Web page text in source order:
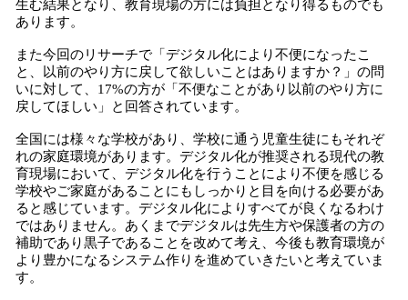
生む結果となり、教育現場の方には負担となり得るものでも
あります。
また今回のリサーチで「デジタル化により不便になったこ
と、以前のやり方に戻して欲しいことはありますか？」の問
いに対して、17%の方が「不便なことがあり以前のやり方に
戻してほしい」と回答されています。
全国には様々な学校があり、学校に通う児童生徒にもそれぞ
れの家庭環境があります。デジタル化が推奨される現代の教
育現場において、デジタル化を行うことにより不便を感じる
学校やご家庭があることにもしっかりと目を向ける必要があ
ると感じています。デジタル化によりすべてが良くなるわけ
ではありません。あくまでデジタルは先生方や保護者の方の
補助であり黒子であることを改めて考え、今後も教育環境が
より豊かになるシステム作りを進めていきたいと考えていま
す。